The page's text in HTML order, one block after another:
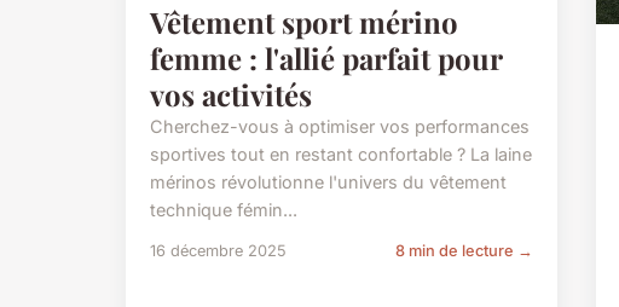
Vêtement sport mérino
femme : l'allié parfait pour
vos activités
Cherchez-vous à optimiser vos performances
sportives tout en restant confortable ? La laine
mérinos révolutionne l'univers du vêtement
technique fémin...
16 décembre 2025 8 min de lecture →